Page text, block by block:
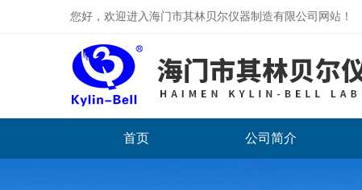
您好，欢迎进入海门市其林贝尔仪器制造有限公司网站！
首页 公司简介